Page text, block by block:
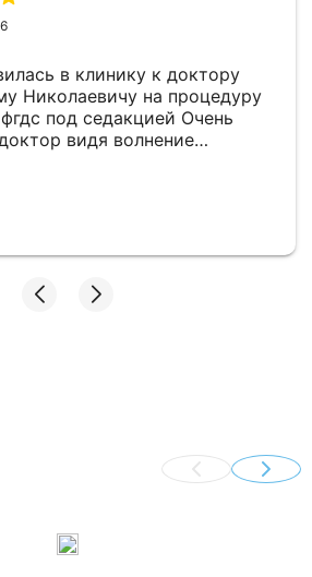
в клинику к доктору
под седакцией Очень
видя волнение
доктор дал
процедуры так как врачи
Николаевичу за хорошо